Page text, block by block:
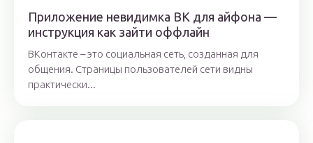
Приложение невидимка ВК для айфона —
инструкция как зайти оффлайн
ВКонтакте – это социальная сеть, созданная для
общения. Страницы пользователей сети видны
практически...